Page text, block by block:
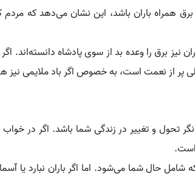
برق همراه باران باشد، این نشان می‌دهد که
برق را وعده بد از سوی پادشاه دانسته‌اند. اگر
از نعمت است، به خصوص اگر باد ملایمی نیز
تحول و تغییر در زندگی شما باشد. اگر در خواب
است.
حال شما می‌شود. اما اگر باران نبارد یا